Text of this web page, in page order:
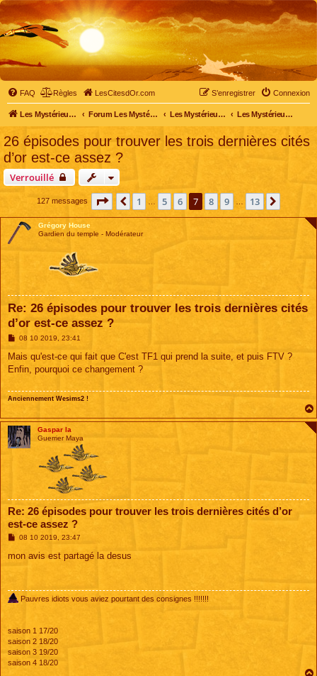
FAQ Règles LesCitesdOr.com Connexion
S’enregistrer
Les Mystérieuses Cités d'Or - LesCitesdOr.com Forum Les Mystérieuses Cités d'Or Les Mystérieuses Cités d'Or Les Mystérieuses Cités d'Or : saison 4 (2020)
26 épisodes pour trouver les trois dernières cités
d’or est-ce assez ?
Verrouillé
127 messages Page sur 13
Précédente
1 5 6 7 8 9 13
Grégory House
Gardien du temple - Modérateur
Re: 26 épisodes pour trouver les trois dernières cités
d’or est-ce assez ?
M
s
a
08 10 2019, 23:41
Mais qu'est-ce qui fait que C'est TF1 qui prend la suite, et puis FTV ?
Enfin, pourquoi ce changement ?
Anciennement Wesims2 !
Gaspar la
Guerrier Maya
Re: 26 épisodes pour trouver les trois dernières cités d’or
est-ce assez ?
M
s
08 10 2019, 23:47
mon avis est partagé la desus
Pauvres idiots vous aviez pourtant des consignes !!!!!!!
saison 1 17/20
saison 2 18/20
saison 3 19/20
saison 4 18/20